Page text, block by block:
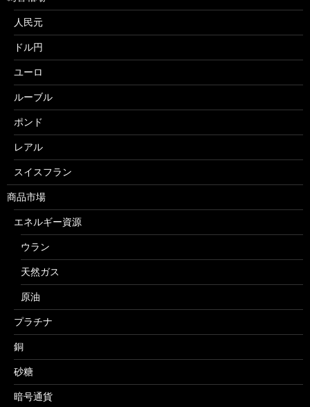
人民元
ドル円
ユーロ
ルーブル
ポンド
レアル
スイスフラン
商品市場
エネルギー資源
ウラン
天然ガス
原油
プラチナ
銅
砂糖
暗号通貨